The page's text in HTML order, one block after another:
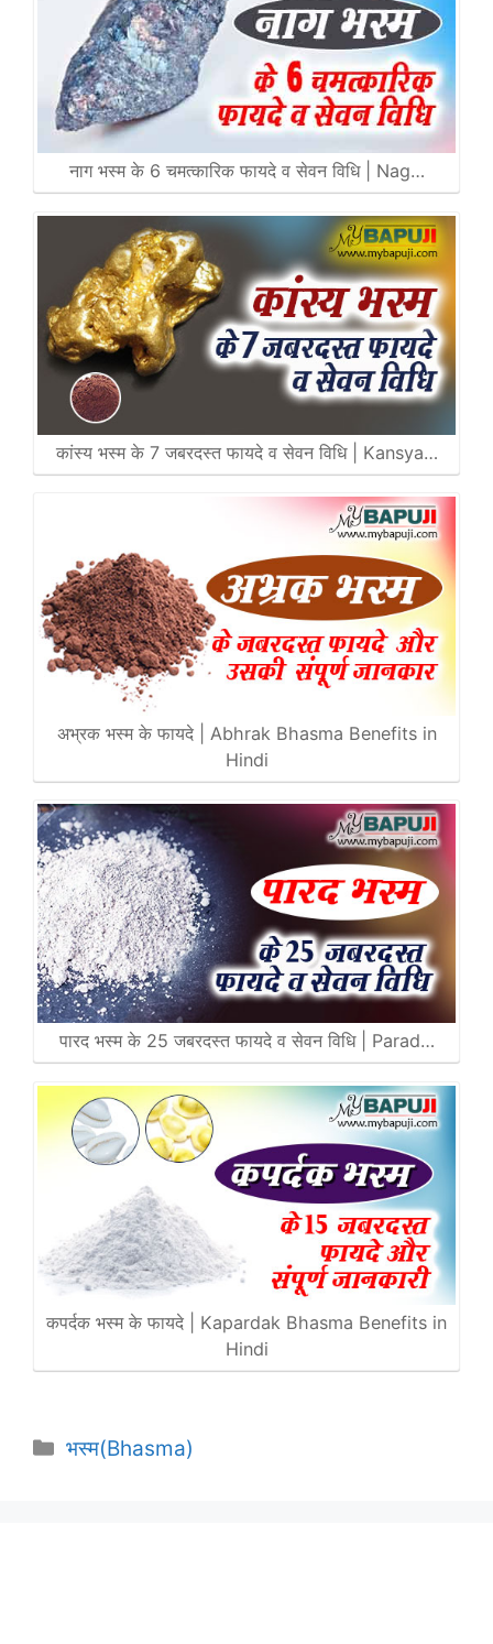
नाग भस्म के 6 चमत्कारिक फायदे व सेवन विधि | Nag…
कांस्य भस्म के 7 जबरदस्त फायदे व सेवन विधि | Kansya…
अभ्रक भस्म के फायदे | Abhrak Bhasma Benefits in
Hindi
पारद भस्म के 25 जबरदस्त फायदे व सेवन विधि | Parad…
कपर्दक भस्म के फायदे | Kapardak Bhasma Benefits in
Hindi
Categories
भस्म(Bhasma)